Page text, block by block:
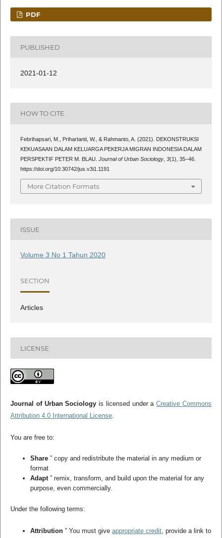
PDF
PUBLISHED
2021-01-12
HOW TO CITE
Febrihapsari, M., Prihartanti, W., & Rahmanto, A. (2021). DEKONSTRUKSI
KEKUASAAN DALAM KELUARGA PEKERJA MIGRAN INDONESIA DALAM
PERSPEKTIF PETER M. BLAU. Journal of Urban Sociology, 3(1), 35–46.
https://doi.org/10.30742/jus.v3i1.1191
More Citation Formats
ISSUE
Volume 3 No 1 Tahun 2020
SECTION
Articles
LICENSE
Journal of Urban Sociologyis licensed under aCreative Commons
Attribution 4.0 International License.
You are free to:
Share ” copy and redistribute the material in any medium or
format
Adapt” remix, transform, and build upon the material for any
purpose, even commercially.
Under the following terms:
Attribution” You must give appropriate credit, provide a link to